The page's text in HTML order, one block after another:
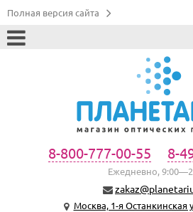
Полная версия сайта
8-800-777-00-55 8-
Ежедневно,
Москва, 1-я Останкинская